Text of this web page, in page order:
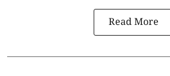
Read More